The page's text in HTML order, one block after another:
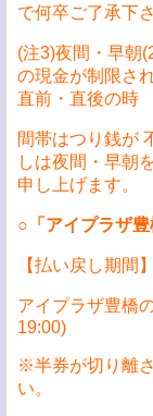
で何卒ご了承下
(注3)夜間・早朝
の現金が制限さ
直前・直後の時
間帯はつり銭が
しは夜間・早朝
申し上げます。
○ 「アイプラザ
【払い戻し期間
アイプラザ豊橋
19:00)
※半券が切り離
い。